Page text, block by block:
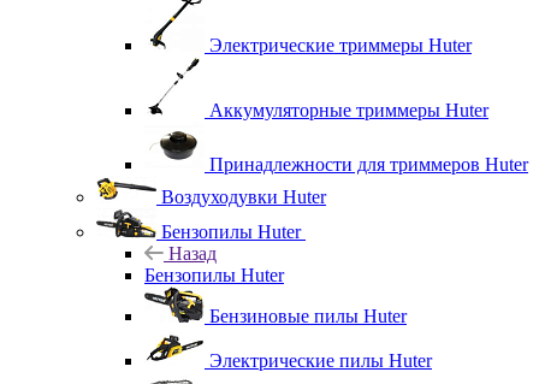
Электрические триммеры Huter
Аккумуляторные триммеры Huter
Принадлежности для триммеров Huter
Воздуходувки Huter
Бензопилы Huter
Назад
Бензопилы Huter
Бензиновые пилы Huter
Электрические пилы Huter